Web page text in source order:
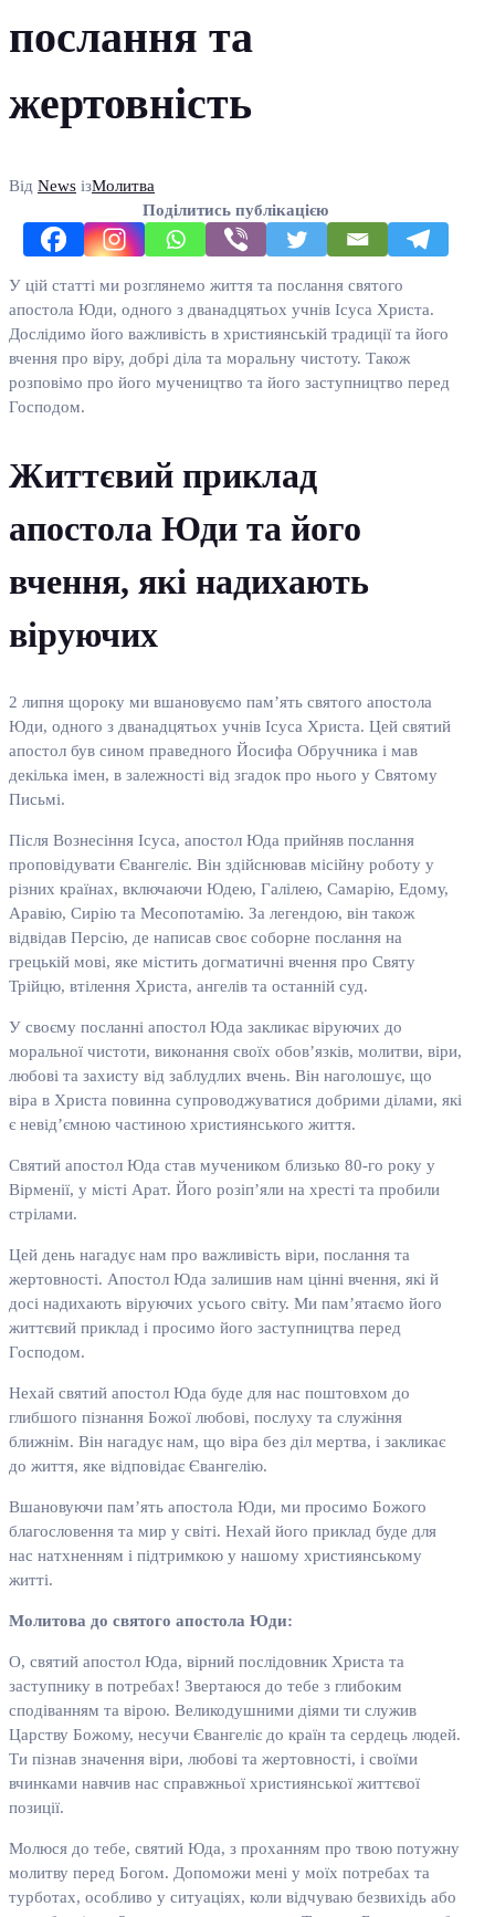
послання та
жертовність
Від News ізМолитва
Поділитись публікацією
У цій статті ми розглянемо життя та послання святого
апостола Юди, одного з дванадцятьох учнів Ісуса Христа.
Дослідимо його важливість в християнській традиції та його
вчення про віру, добрі діла та моральну чистоту. Також
розповімо про його мучеництво та його заступництво перед
Господом.
Життєвий приклад
апостола Юди та його
вчення, які надихають
віруючих
2 липня щороку ми вшановуємо пам’ять святого апостола
Юди, одного з дванадцятьох учнів Ісуса Христа. Цей святий
апостол був сином праведного Йосифа Обручника і мав
декілька імен, в залежності від згадок про нього у Святому
Письмі.
Після Вознесіння Ісуса, апостол Юда прийняв послання
проповідувати Євангеліє. Він здійснював місійну роботу у
різних країнах, включаючи Юдею, Галілею, Самарію, Едому,
Аравію, Сирію та Месопотамію. За легендою, він також
відвідав Персію, де написав своє соборне послання на
грецькій мові, яке містить догматичні вчення про Святу
Трійцю, втілення Христа, ангелів та останній суд.
У своєму посланні апостол Юда закликає віруючих до
моральної чистоти, виконання своїх обов’язків, молитви, віри,
любові та захисту від заблудлих вчень. Він наголошує, що
віра в Христа повинна супроводжуватися добрими ділами, які
є невід’ємною частиною християнського життя.
Святий апостол Юда став мучеником близько 80-го року у
Вірменії, у місті Арат. Його розіп’яли на хресті та пробили
стрілами.
Цей день нагадує нам про важливість віри, послання та
жертовності. Апостол Юда залишив нам цінні вчення, які й
досі надихають віруючих усього світу. Ми пам’ятаємо його
життєвий приклад і просимо його заступництва перед
Господом.
Нехай святий апостол Юда буде для нас поштовхом до
глибшого пізнання Божої любові, послуху та служіння
ближнім. Він нагадує нам, що віра без діл мертва, і закликає
до життя, яке відповідає Євангелію.
Вшановуючи пам’ять апостола Юди, ми просимо Божого
благословення та мир у світі. Нехай його приклад буде для
нас натхненням і підтримкою у нашому християнському
житті.
Молитова до святого апостола Юди:
О, святий апостол Юда, вірний послідовник Христа та
заступнику в потребах! Звертаюся до тебе з глибоким
сподіванням та вірою. Великодушними діями ти служив
Царству Божому, несучи Євангеліє до країн та сердець людей.
Ти пізнав значення віри, любові та жертовності, і своїми
вчинками навчив нас справжньої християнської життєвої
позиції.
Молюся до тебе, святий Юда, з проханням про твою потужну
молитву перед Богом. Допоможи мені у моїх потребах та
турботах, особливо у ситуаціях, коли відчуваю безвихідь або